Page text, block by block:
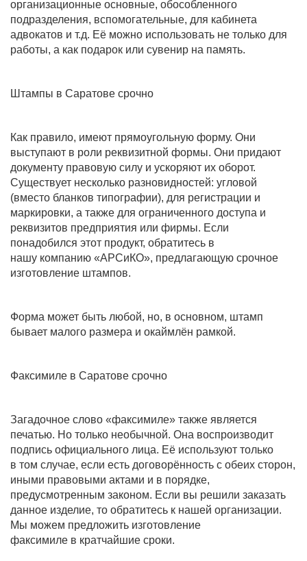
организационные основные, обособленного
подразделения, вспомогательные, для кабинета
адвокатов и т.д. Её можно использовать не только для
работы, а как подарок или сувенир на память.
Штампы в Саратове срочно
Как правило, имеют прямоугольную форму. Они
выступают в роли реквизитной формы. Они придают
документу правовую силу и ускоряют их оборот.
Существует несколько разновидностей: угловой
(вместо бланков типографии), для регистрации и
маркировки, а также для ограниченного доступа и
реквизитов предприятия или фирмы. Если
понадобился этот продукт, обратитесь в
нашу компанию «АРСиКО», предлагающую срочное
изготовление штампов.
Форма может быть любой, но, в основном, штамп
бывает малого размера и окаймлён рамкой.
Факсимиле в Саратове срочно
Загадочное слово «факсимиле» также является
печатью. Но только необычной. Она воспроизводит
подпись официального лица. Её используют только
в том случае, если есть договорённость с обеих сторон,
иными правовыми актами и в порядке,
предусмотренным законом. Если вы решили заказать
данное изделие, то обратитесь к нашей организации.
Мы можем предложить изготовление
факсимиле в кратчайшие сроки.